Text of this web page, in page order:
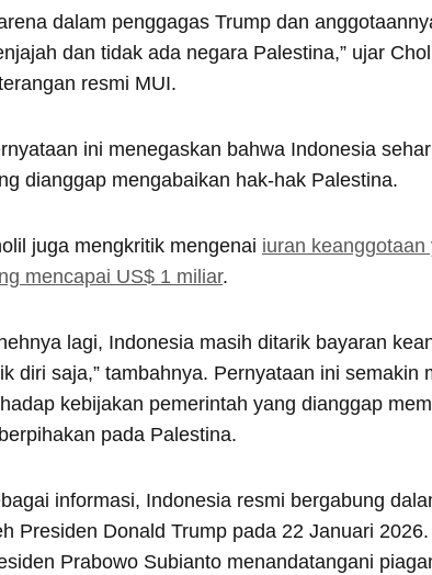
dalam penggagas Trump dan
dan tidak ada negara Palestina,” ujar
resmi MUI.
ini menegaskan bahwa Indonesia
dianggap mengabaikan hak-hak Palestina.
juga mengkritik mengenai iuran
mencapai US$ 1 miliar.
lagi, Indonesia masih ditarik bayaran
diri saja,” tambahnya. Pernyataan ini semakin
kebijakan pemerintah yang dianggap
pada Palestina.
informasi, Indonesia resmi bergabung
Presiden Donald Trump pada 22 Januari
Prabowo Subianto menandatangani